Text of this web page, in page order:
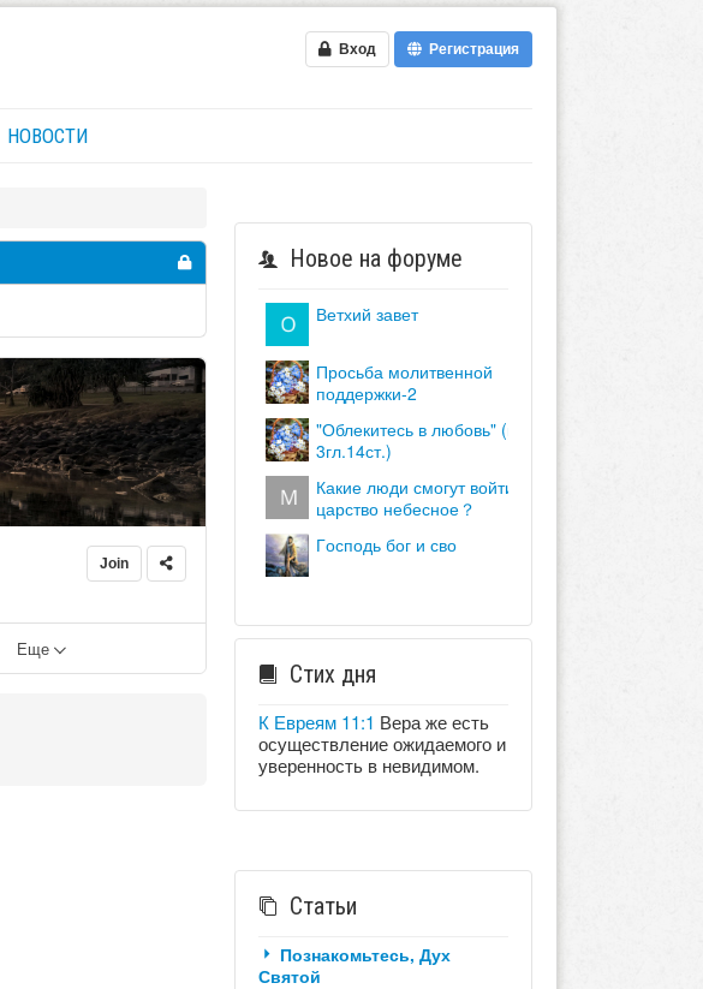
Вход Регистрация
НОВОСТИ
Join
Еще
Новое на форуме
ветхий завет
просьба молитвенной
поддержки-2
"облекитесь в любовь" (кол.
3гл.14ст.)
какие люди смогут войти в
царство небесное？
господь бог и сво
Стих дня
К Евреям 11:1 Вера же есть
осуществление ожидаемого и
уверенность в невидимом.
Статьи
Познакомьтесь, Дух
Святой